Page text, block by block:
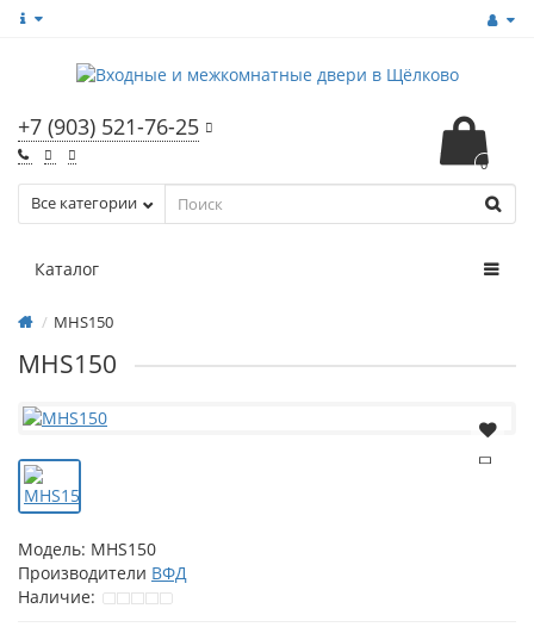
+7 (903) 521-76-25
0
Все категории
Каталог
MHS150
MHS150
Модель: MHS150
Производители ВФД
Наличие: